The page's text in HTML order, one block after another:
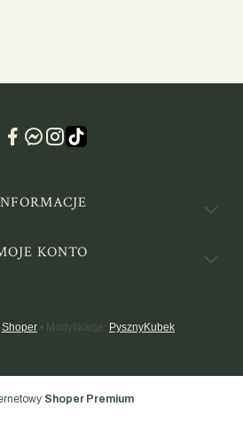
KONTO
Shoper • Modyfikacje: PysznyKubek
Shoper Premium